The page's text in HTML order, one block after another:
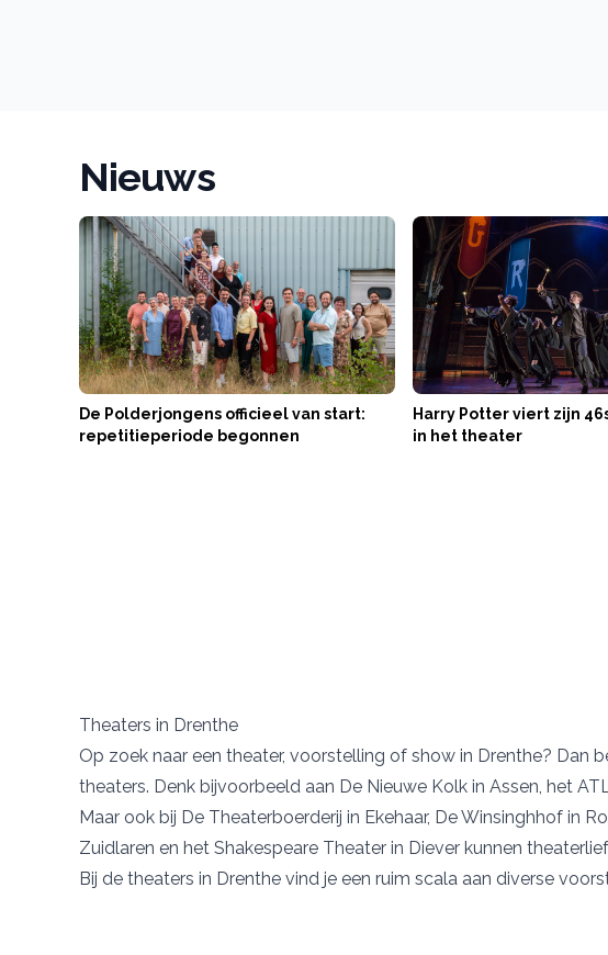
Nieuws
De Polderjongens officieel van start:
repetitieperiode begonnen
Harry Potter viert zijn
in het theater
Theaters in Drenthe
Op zoek naar een theater, voorstelling of show in Drenthe? Dan
theaters. Denk bijvoorbeeld aan De Nieuwe Kolk in Assen, het
Maar ook bij De Theaterboerderij in Ekehaar, De Winsinghhof in
Zuidlaren en het Shakespeare Theater in Diever kunnen
Bij de theaters in Drenthe vind je een ruim scala aan diverse